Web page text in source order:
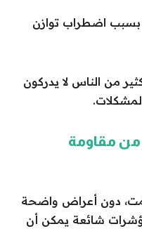
بسبب اضطراب توازن
من الناس لا يدركون
من مقاومة
دون أعراض واضحة
شائعة يمكن أن